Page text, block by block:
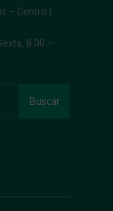
– Centro |
8:00 –
Buscar